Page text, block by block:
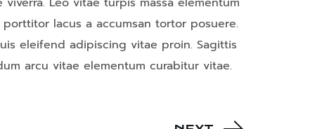
lacus a accumsan tortor posuere.
eleifend adipiscing vitae proin. Sagittis
arcu vitae elementum curabitur vitae.